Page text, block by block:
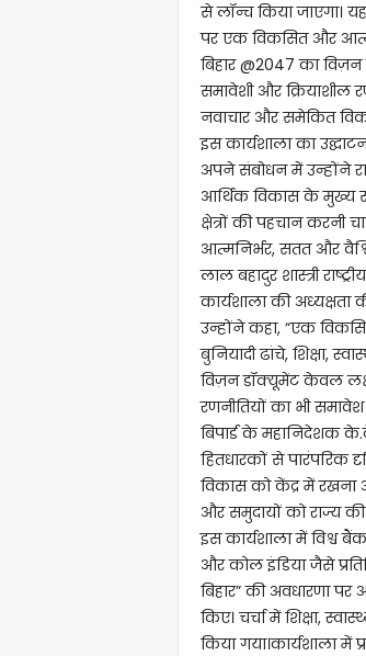
से लॉन्च किया जाएगा।
पर एक विकसित और
बिहार @2047 का
समावेशी और क्रियाशील
नवाचार और समेकित
इस कार्यशाला का
अपने संबोधन में उन्होंने
आर्थिक विकास के मुख्य
क्षेत्रों की पहचान करनी
आत्मनिर्भर, सतत और
लाल बहादुर शास्त्री
कार्यशाला की अध्यक्षता
उन्होंने कहा, “एक
बुनियादी ढांचे, शिक्षा,
विज़न डॉक्यूमेंट केवल
रणनीतियों का भी समावेश
बिपार्ड के महानिदेशक
हितधारकों से पारंपरिक
विकास को केंद्र में रखना
और समुदायों को राज्य
इस कार्यशाला में विश्व
और कोल इंडिया जैसे
बिहार” की अवधारणा
किए। चर्चा में शिक्षा,
किया गया।कार्यशाला में